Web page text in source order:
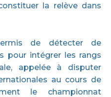
la relève dans
de détecter de
pour intégrer les rangs
appelée à disputer
au cours de
le championnat